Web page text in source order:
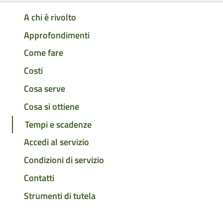
A chi è rivolto
Approfondimenti
Come fare
Costi
Cosa serve
Cosa si ottiene
Tempi e scadenze
Accedi al servizio
Condizioni di servizio
Contatti
Strumenti di tutela